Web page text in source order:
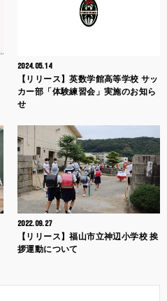
2024.05.14
【リリース】英数学館高等学校 サッ
カー部「体験練習会」実施のお知ら
せ
2022.09.27
【リリース】福山市立神辺小学校 挨
拶運動について